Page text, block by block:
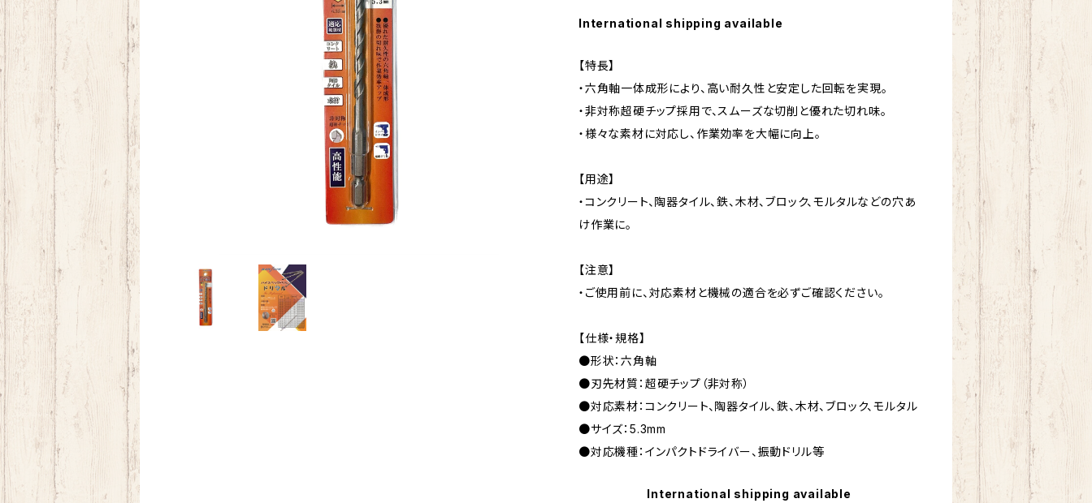
International shipping available
【特長】
・六角軸一体成形により、高い耐久性と安定した回転を実現。
・非対称超硬チップ採用で、スムーズな切削と優れた切れ味。
・様々な素材に対応し、作業効率を大幅に向上。
【用途】
・コンクリート、陶器タイル、鉄、木材、ブロック、モルタルなどの穴あ
け作業に。
【注意】
・ご使用前に、対応素材と機械の適合を必ずご確認ください。
【仕様・規格】
●形状：六角軸
●刃先材質：超硬チップ（非対称）
●対応素材：コンクリート、陶器タイル、鉄、木材、ブロック、モルタル
●サイズ：5.3mm
●対応機種：インパクトドライバー、振動ドリル等
International shipping available